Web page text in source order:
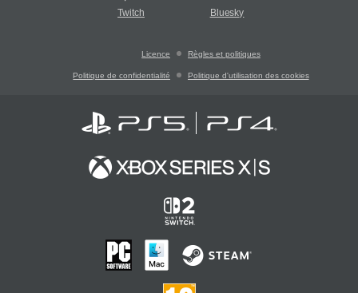
Twitch Bluesky
Licence Règles et politiques
Politique de confidentialité Politique d'utilisation des cookies